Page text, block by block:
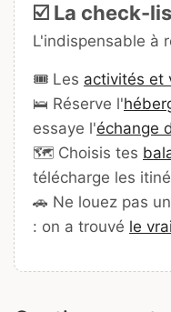
☑️ La check-
L'indispensable à
🎟️ Les activités et
🛌 Réserve l'
essaye l'échange
🗺️ Choisis tes
télécharge les
🚗 Ne louez pas
: on a trouvé le